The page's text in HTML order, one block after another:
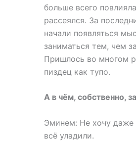
больше всего
рассеялся. За
начали появляться
заниматься тем, чем
Пришлось во многом
пиздец как тупо.
А в чём, собственно,
Эминем: Не хочу даже
всё уладили.